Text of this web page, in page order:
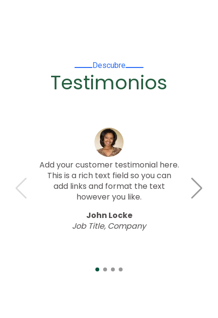
Descubre
Testimonios
Add your customer testimonial here.
This is a rich text field so you can
add links and format the text
however you like.
John Locke
Job Title, Company
This